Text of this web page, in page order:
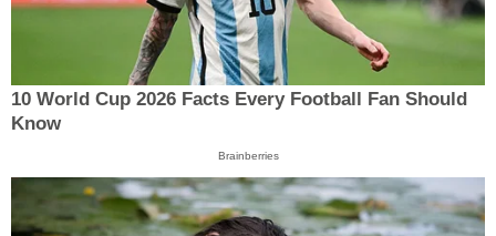
10 World Cup 2026 Facts Every Football Fan Should
Know
Brainberries